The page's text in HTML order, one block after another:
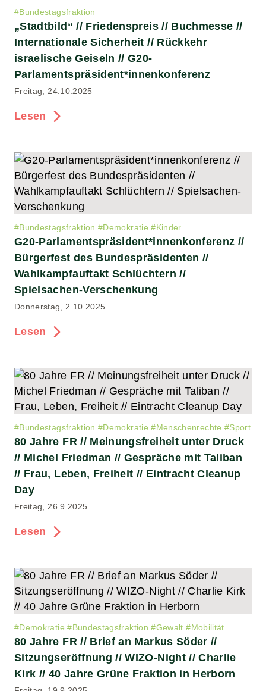
#Bundestagsfraktion
„Stadtbild“ // Friedenspreis // Buchmesse //
Internationale Sicherheit // Rückkehr
israelische Geiseln // G20-
Parlamentspräsident*innenkonferenz
Freitag, 24.10.2025
Lesen
#Bundestagsfraktion #Demokratie #Kinder
G20-Parlamentspräsident*innenkonferenz //
Bürgerfest des Bundespräsidenten //
Wahlkampfauftakt Schlüchtern //
Spielsachen-Verschenkung
Donnerstag, 2.10.2025
Lesen
#Bundestagsfraktion #Demokratie #Menschenrechte #Sport
80 Jahre FR // Meinungsfreiheit unter Druck
// Michel Friedman // Gespräche mit Taliban
// Frau, Leben, Freiheit // Eintracht Cleanup
Day
Freitag, 26.9.2025
Lesen
#Demokratie #Bundestagsfraktion #Gewalt #Mobilität
80 Jahre FR // Brief an Markus Söder //
Sitzungseröffnung // WIZO-Night // Charlie
Kirk // 40 Jahre Grüne Fraktion in Herborn